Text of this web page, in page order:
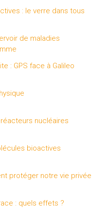
: le verre dans tous
de maladies
: GPS face à Galileo
nucléaires
bioactives
protéger notre vie privée
: quels effets ?